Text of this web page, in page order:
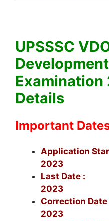
UPSSSC
Details
Important
2023
Last
2023
Correction
2023